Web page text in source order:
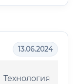
13.06.2024